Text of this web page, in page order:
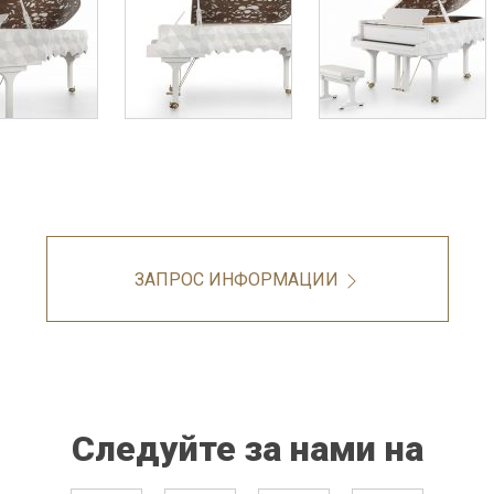
ЗАПРОС ИНФОРМАЦИИ
Следуйте за нами на